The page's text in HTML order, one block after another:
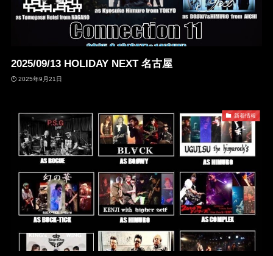
2025/09/13 HOLIDAY NEXT 名古屋
2025年9月21日
新着情報